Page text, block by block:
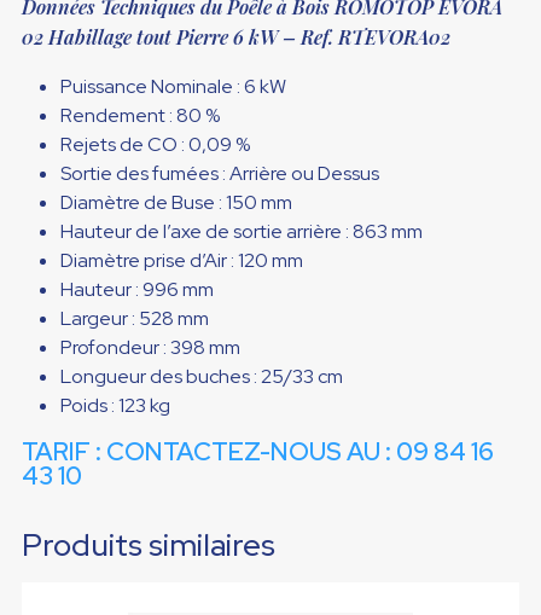
Données Techniques du Poêle à Bois ROMOTOP EVORA
02 Habillage tout Pierre 6 kW– Ref. RTEVORA02
Puissance Nominale : 6 kW
Rendement : 80 %
Rejets de CO : 0,09 %
Sortie des fumées : Arrière ou Dessus
Diamètre de Buse : 150 mm
Hauteur de l’axe de sortie arrière : 863 mm
Diamètre prise d’Air : 120 mm
Hauteur : 996 mm
Largeur : 528 mm
Profondeur : 398 mm
Longueur des buches : 25/33 cm
Poids : 123 kg
TARIF : CONTACTEZ-NOUS AU : 09 84 16
43 10
Produits similaires